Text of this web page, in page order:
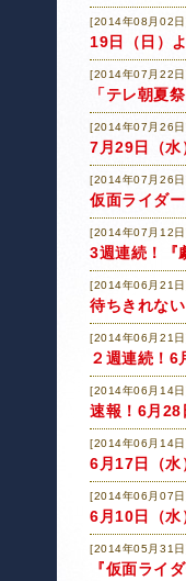
[2014年08月02
19日（日）
[2014年07月22
「テレ朝夏
[2014年07月26
7月29日（
[2014年07月26
仮面ライダ
[2014年07月12
3週連続！『
[2014年06月21
待ちきれな
[2014年06月21
２週連続！6
[2014年06月14
速報！6月28
[2014年06月14
6月17日（水
[2014年06月07
6月10日（水
[2014年05月31
『仮面ライ